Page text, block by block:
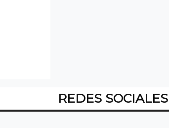
REDES SOCIALES